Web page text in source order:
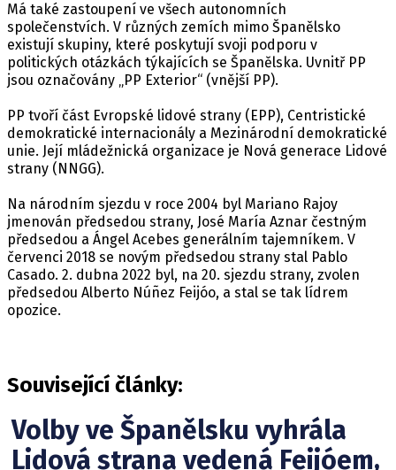
Má také zastoupení ve všech autonomních
společenstvích. V různých zemích mimo Španělsko
existují skupiny, které poskytují svoji podporu v
politických otázkách týkajících se Španělska. Uvnitř PP
jsou označovány „PP Exterior“ (vnější PP).
PP tvoří část Evropské lidové strany (EPP), Centristické
demokratické internacionály a Mezinárodní demokratické
unie. Její mládežnická organizace je Nová generace Lidové
strany (NNGG).
Na národním sjezdu v roce 2004 byl Mariano Rajoy
jmenován předsedou strany, José María Aznar čestným
předsedou a Ángel Acebes generálním tajemníkem. V
červenci 2018 se novým předsedou strany stal Pablo
Casado. 2. dubna 2022 byl, na 20. sjezdu strany, zvolen
předsedou Alberto Núñez Feijóo, a stal se tak lídrem
opozice.
Související články:
Volby ve Španělsku vyhrála
Lidová strana vedená Feijóem,